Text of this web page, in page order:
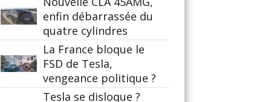
enfin débarrassée du
quatre cylindres
La France bloque le
FSD de Tesla,
vengeance politique ?
Tesla se disloque ?